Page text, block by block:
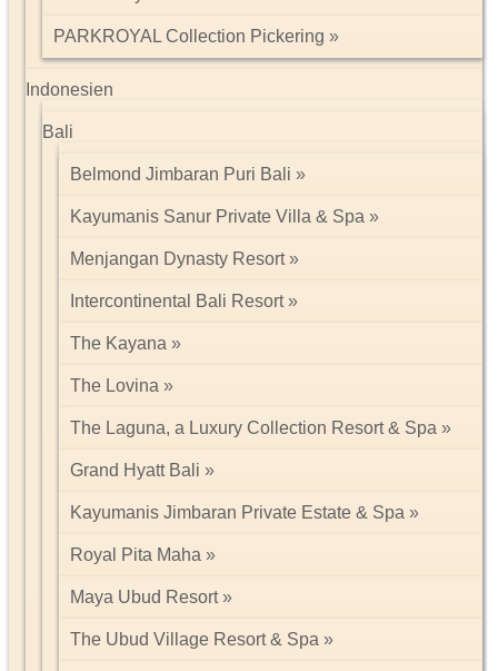
PARKROYAL Collection Pickering
Indonesien
Bali
Belmond Jimbaran Puri Bali
Kayumanis Sanur Private Villa & Spa
Menjangan Dynasty Resort
Intercontinental Bali Resort
The Kayana
The Lovina
The Laguna, a Luxury Collection Resort & Spa
Grand Hyatt Bali
Kayumanis Jimbaran Private Estate & Spa
Royal Pita Maha
Maya Ubud Resort
The Ubud Village Resort & Spa